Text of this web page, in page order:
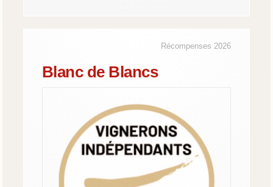
Récompenses 2026
Blanc de Blancs